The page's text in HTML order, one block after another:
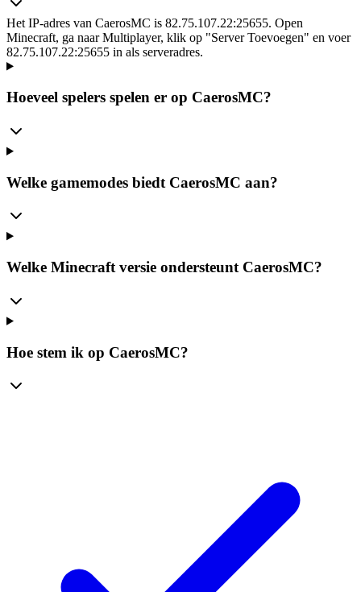
Het IP-adres van CaerosMC is 82.75.107.22:25655. Open
Minecraft, ga naar Multiplayer, klik op "Server Toevoegen" en voer
82.75.107.22:25655 in als serveradres.
Hoeveel spelers spelen er op CaerosMC?
Welke gamemodes biedt CaerosMC aan?
Welke Minecraft versie ondersteunt CaerosMC?
Hoe stem ik op CaerosMC?